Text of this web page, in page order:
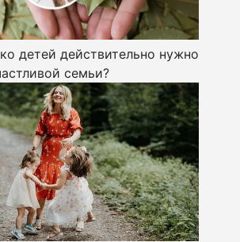
детей действительно нужно
семьи?